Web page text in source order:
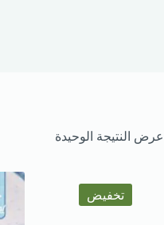
عرض النتيجة الوحيدة
تخفيض